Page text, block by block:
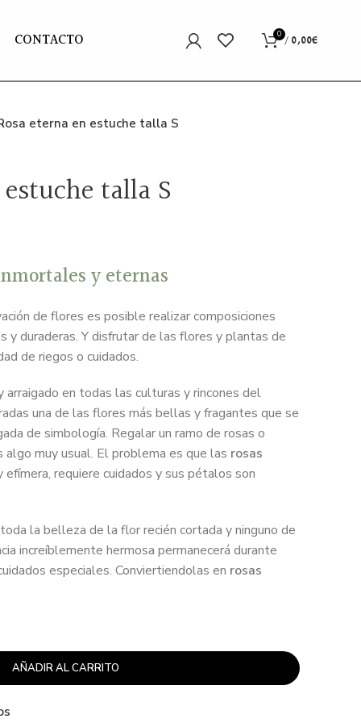
CONTACTO 0
/ 0,00€
eterna en estuche talla S
talla S
y eternas
de flores es posible realizar composiciones
y duraderas. Y disfrutar de las flores y plantas de
de riegos o cuidados.
arraigado en todas las culturas y rincones del
una de las flores más bellas y fragantes que se
de simbología. Regalar un ramo de rosas o
algo muy usual. El problema es que las rosas
requiere cuidados y sus pétalos son
la belleza de la flor recién cortada y ninguno de
increíblemente hermosa permanecerá durante
especiales. Conviertiendolas en rosas
AÑADIR AL CARRITO